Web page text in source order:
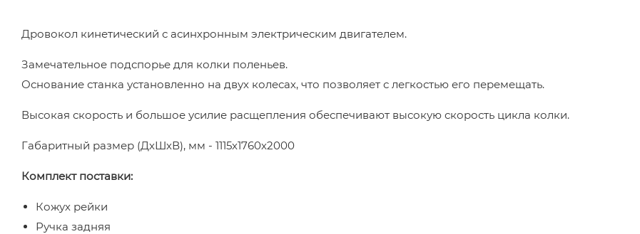
Дровокол кинетический с асинхронным электрическим двигателем.
Замечательное подспорье для колки поленьев.
Основание станка установленно на двух колесах, что позволяет с легкостью его перемещать.
Высокая скорость и большое усилие расщепления обеспечивают высокую скорость цикла колки.
Габаритный размер (ДхШхВ), мм - 1115х1760х2000
Комплект поставки:
Кожух рейки
Ручка задняя